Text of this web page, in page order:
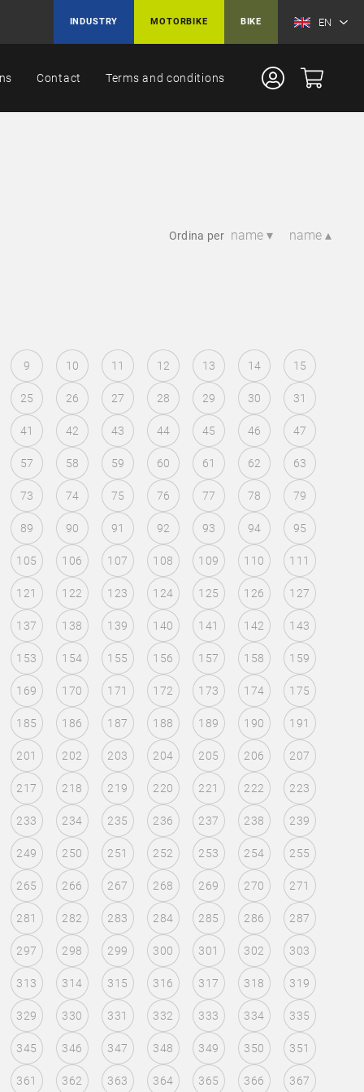
INDUSTRY MOTORBIKE BIKE EN
Contact Terms and conditions
Ordina per name ▾ name ▴
9 10 11 12 13 14 15
25 26 27 28 29 30 31
41 42 43 44 45 46 47
57 58 59 60 61 62 63
73 74 75 76 77 78 79
89 90 91 92 93 94 95
105 106 107 108 109 110 111
121 122 123 124 125 126 127
137 138 139 140 141 142 143
153 154 155 156 157 158 159
169 170 171 172 173 174 175
185 186 187 188 189 190 191
201 202 203 204 205 206 207
217 218 219 220 221 222 223
233 234 235 236 237 238 239
249 250 251 252 253 254 255
265 266 267 268 269 270 271
281 282 283 284 285 286 287
297 298 299 300 301 302 303
313 314 315 316 317 318 319
329 330 331 332 333 334 335
345 346 347 348 349 350 351
361 362 363 364 365 366 367